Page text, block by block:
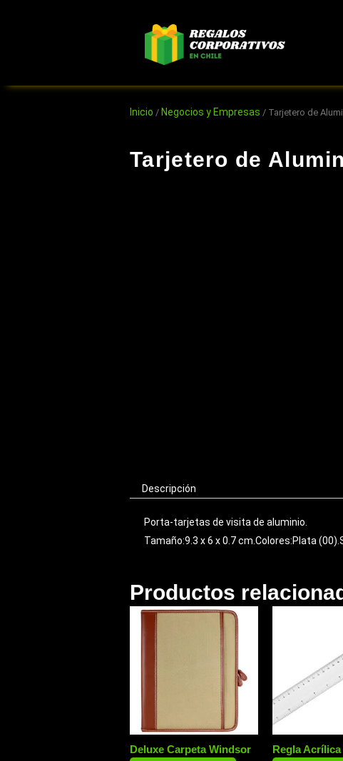
Inicio / Negocios y Empresas / Tarjetero de
Tarjetero de
Descripción
Porta-tarjetas de visita de aluminio.
Tamaño:9.3 x 6 x 0.7 cm.Colores:Plata
Productos
Deluxe Carpeta Windsor Regla Acrílica